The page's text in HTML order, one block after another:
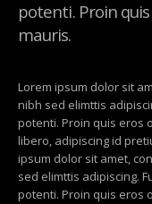
potenti. Proin
mauris.
Lorem ipsum dolor sit
nibh sed elimttis
potenti. Proin quis eros
libero, adipiscing id
ipsum dolor sit amet,
sed elimttis adipiscing.
potenti. Proin quis eros